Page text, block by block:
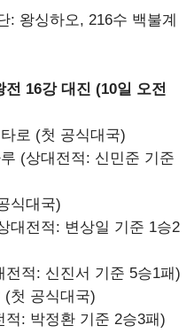
: 왕싱하오, 216수 백불계
16강 대진 (10일 오전
로 (첫 공식대국)
(상대전적: 신민준 기준
식대국)
대전적: 변상일 기준 1승2
적: 신진서 기준 5승1패)
(첫 공식대국)
: 박정환 기준 2승3패)